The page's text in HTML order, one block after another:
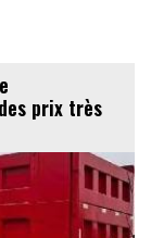
prix très